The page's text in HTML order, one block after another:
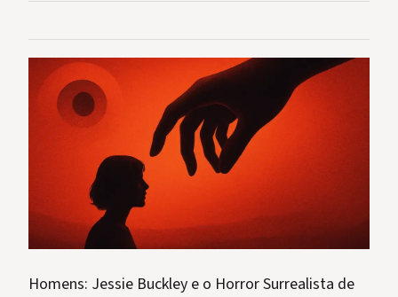
Homens: Jessie Buckley e o Horror Surrealista de